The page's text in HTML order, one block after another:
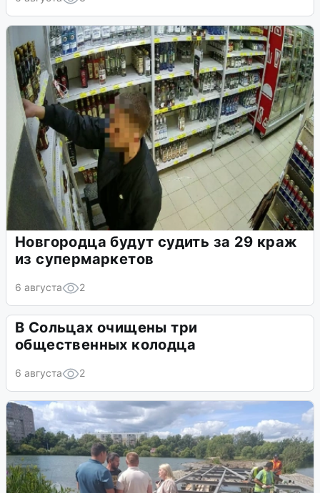
Новгородца будут судить за 29 краж
из супермаркетов
6 августа 2
В Сольцах очищены три
общественных колодца
6 августа 2